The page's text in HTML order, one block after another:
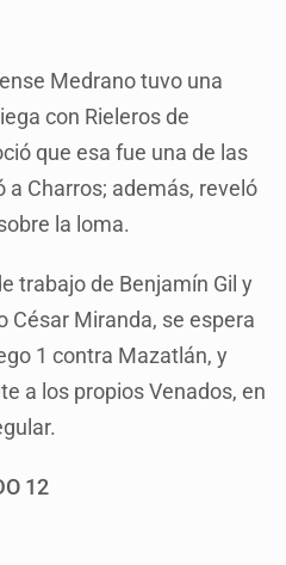
Medrano tuvo una
con Rieleros de
que esa fue una de las
a Charros; además, reveló
la loma.
trabajo de Benjamín Gil y
César Miranda, se espera
1 contra Mazatlán, y
a los propios Venados, en
12